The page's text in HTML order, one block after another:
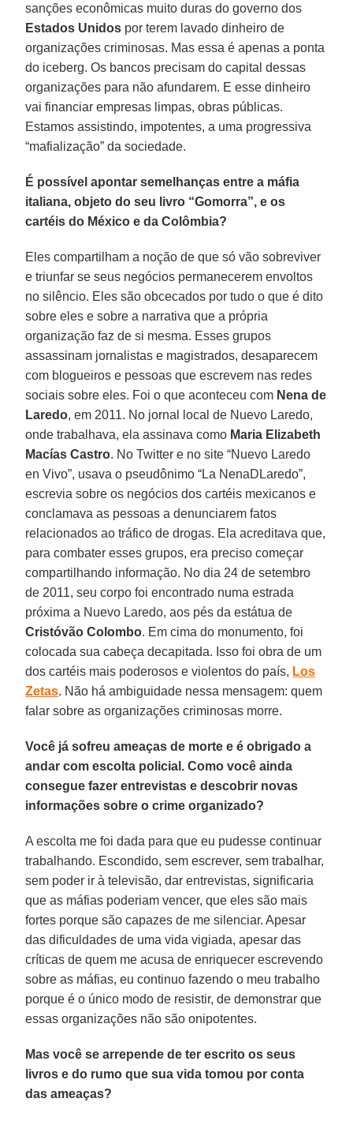
sanções econômicas muito duras do governo dos
Estados Unidos por terem lavado dinheiro de
organizações criminosas. Mas essa é apenas a ponta
do iceberg. Os bancos precisam do capital dessas
organizações para não afundarem. E esse dinheiro
vai financiar empresas limpas, obras públicas.
Estamos assistindo, impotentes, a uma progressiva
“mafialização” da sociedade.
É possível apontar semelhanças entre a máfia
italiana, objeto do seu livro “Gomorra”, e os
cartéis do México e da Colômbia?
Eles compartilham a noção de que só vão sobreviver
e triunfar se seus negócios permanecerem envoltos
no silêncio. Eles são obcecados por tudo o que é dito
sobre eles e sobre a narrativa que a própria
organização faz de si mesma. Esses grupos
assassinam jornalistas e magistrados, desaparecem
com blogueiros e pessoas que escrevem nas redes
sociais sobre eles. Foi o que aconteceu com Nena de
Laredo, em 2011. No jornal local de Nuevo Laredo,
onde trabalhava, ela assinava como Maria Elizabeth
Macías Castro. No Twitter e no site “Nuevo Laredo
en Vivo”, usava o pseudônimo “La NenaDLaredo”,
escrevia sobre os negócios dos cartéis mexicanos e
conclamava as pessoas a denunciarem fatos
relacionados ao tráfico de drogas. Ela acreditava que,
para combater esses grupos, era preciso começar
compartilhando informação. No dia 24 de setembro
de 2011, seu corpo foi encontrado numa estrada
próxima a Nuevo Laredo, aos pés da estátua de
Cristóvão Colombo. Em cima do monumento, foi
colocada sua cabeça decapitada. Isso foi obra de um
dos cartéis mais poderosos e violentos do país, Los
Zetas. Não há ambiguidade nessa mensagem: quem
falar sobre as organizações criminosas morre.
Você já sofreu ameaças de morte e é obrigado a
andar com escolta policial. Como você ainda
consegue fazer entrevistas e descobrir novas
informações sobre o crime organizado?
A escolta me foi dada para que eu pudesse continuar
trabalhando. Escondido, sem escrever, sem trabalhar,
sem poder ir à televisão, dar entrevistas, significaria
que as máfias poderiam vencer, que eles são mais
fortes porque são capazes de me silenciar. Apesar
das dificuldades de uma vida vigiada, apesar das
críticas de quem me acusa de enriquecer escrevendo
sobre as máfias, eu continuo fazendo o meu trabalho
porque é o único modo de resistir, de demonstrar que
essas organizações não são onipotentes.
Mas você se arrepende de ter escrito os seus
livros e do rumo que sua vida tomou por conta
das ameaças?